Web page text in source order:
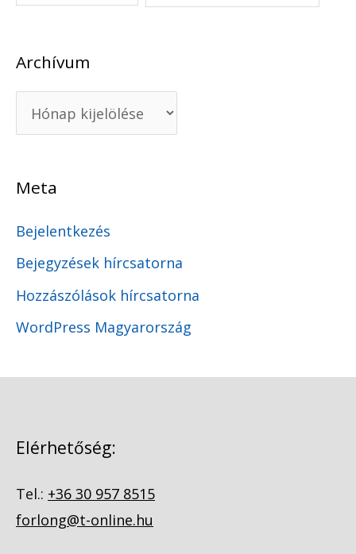
Archívum
Meta
Bejelentkezés
Bejegyzések hírcsatorna
Hozzászólások hírcsatorna
WordPress Magyarország
Elérhetőség:
Tel.: +36 30 957 8515
forlong@t-online.hu